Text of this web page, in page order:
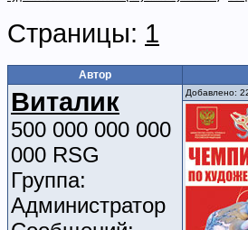
Страницы: 1
Автор
Виталик
500 000 000 000
000 RSG
Группа:
Администратор
Добавлено: